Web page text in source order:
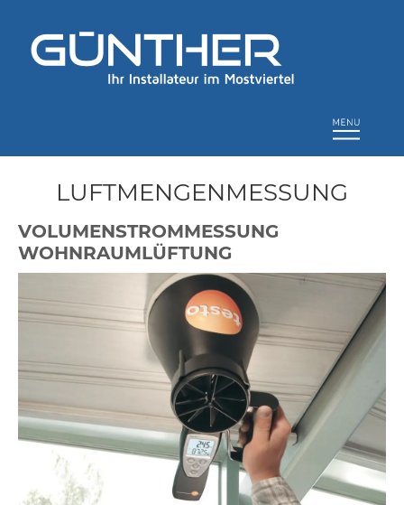
LUFTMENGENMESSUNG
VOLUMENSTROMMESSUNG
WOHNRAUMLÜFTUNG